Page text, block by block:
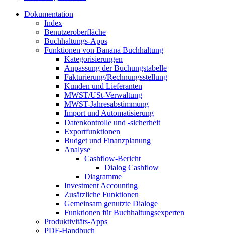
Dokumentation
Index
Benutzeroberfläche
Buchhaltungs-Apps
Funktionen von Banana Buchhaltung
Kategorisierungen
Anpassung der Buchungstabelle
Fakturierung/Rechnungsstellung
Kunden und Lieferanten
MWST/USt-Verwaltung
MWST-Jahresabstimmung
Import und Automatisierung
Datenkontrolle und -sicherheit
Exportfunktionen
Budget und Finanzplanung
Analyse
Cashflow-Bericht
Dialog Cashflow
Diagramme
Investment Accounting
Zusätzliche Funktionen
Gemeinsam genutzte Dialoge
Funktionen für Buchhaltungsexperten
Produktivitäts-Apps
PDF-Handbuch